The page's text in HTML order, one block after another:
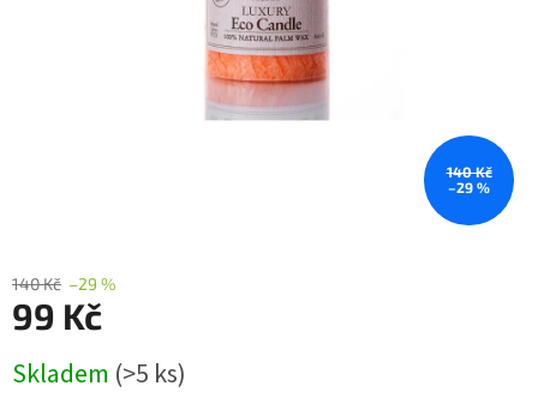
140 Kč
–29 %
140 Kč –29 %
99 Kč
cena:
Skladem (>5 ks)